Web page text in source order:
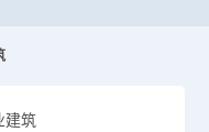
建筑